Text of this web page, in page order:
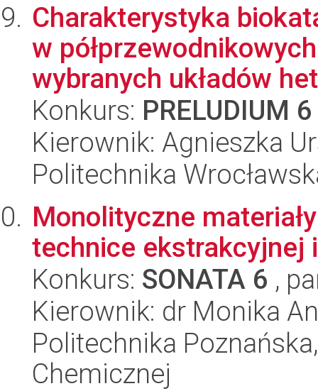
Charakterystyka
w
wybranych układów
Konkurs: PRELUDIUM 6
Kierownik: Agnieszka
Politechnika
Monolityczne
technice ekstrakcyjnej
Konkurs: SONATA 6 ,
Kierownik: dr Monika
Politechnika
Chemicznej